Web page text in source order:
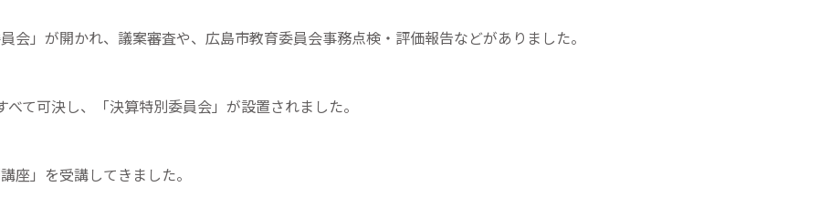
会」が開かれ、議案審査や、広島市教育委員会事務点検・評価報告などがありました。
べて可決し、「決算特別委員会」が設置されました。
座」を受講してきました。